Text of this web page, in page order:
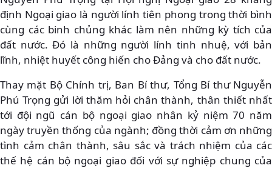
định Ngoại giao là người lính tiên phong trong thời bình
cùng các binh chủng khác làm nên những kỳ tích của
đất nước. Đó là những người lính tinh nhuệ, với bản
lĩnh, nhiệt huyết công hiến cho Đảng và cho đất nước.
Thay mặt Bộ Chính trị, Ban Bí thư, Tổng Bí thư Nguyễn
Phú Trọng gửi lời thăm hỏi chân thành, thân thiết nhất
tới đội ngũ cán bộ ngoại giao nhân kỷ niệm 70 năm
ngày truyền thống của ngành; đồng thời cảm ơn những
tình cảm chân thành, sâu sắc và trách nhiệm của các
thế hệ cán bộ ngoại giao đối với sự nghiệp chung của